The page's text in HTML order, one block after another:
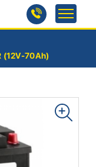
(12V-70Ah)